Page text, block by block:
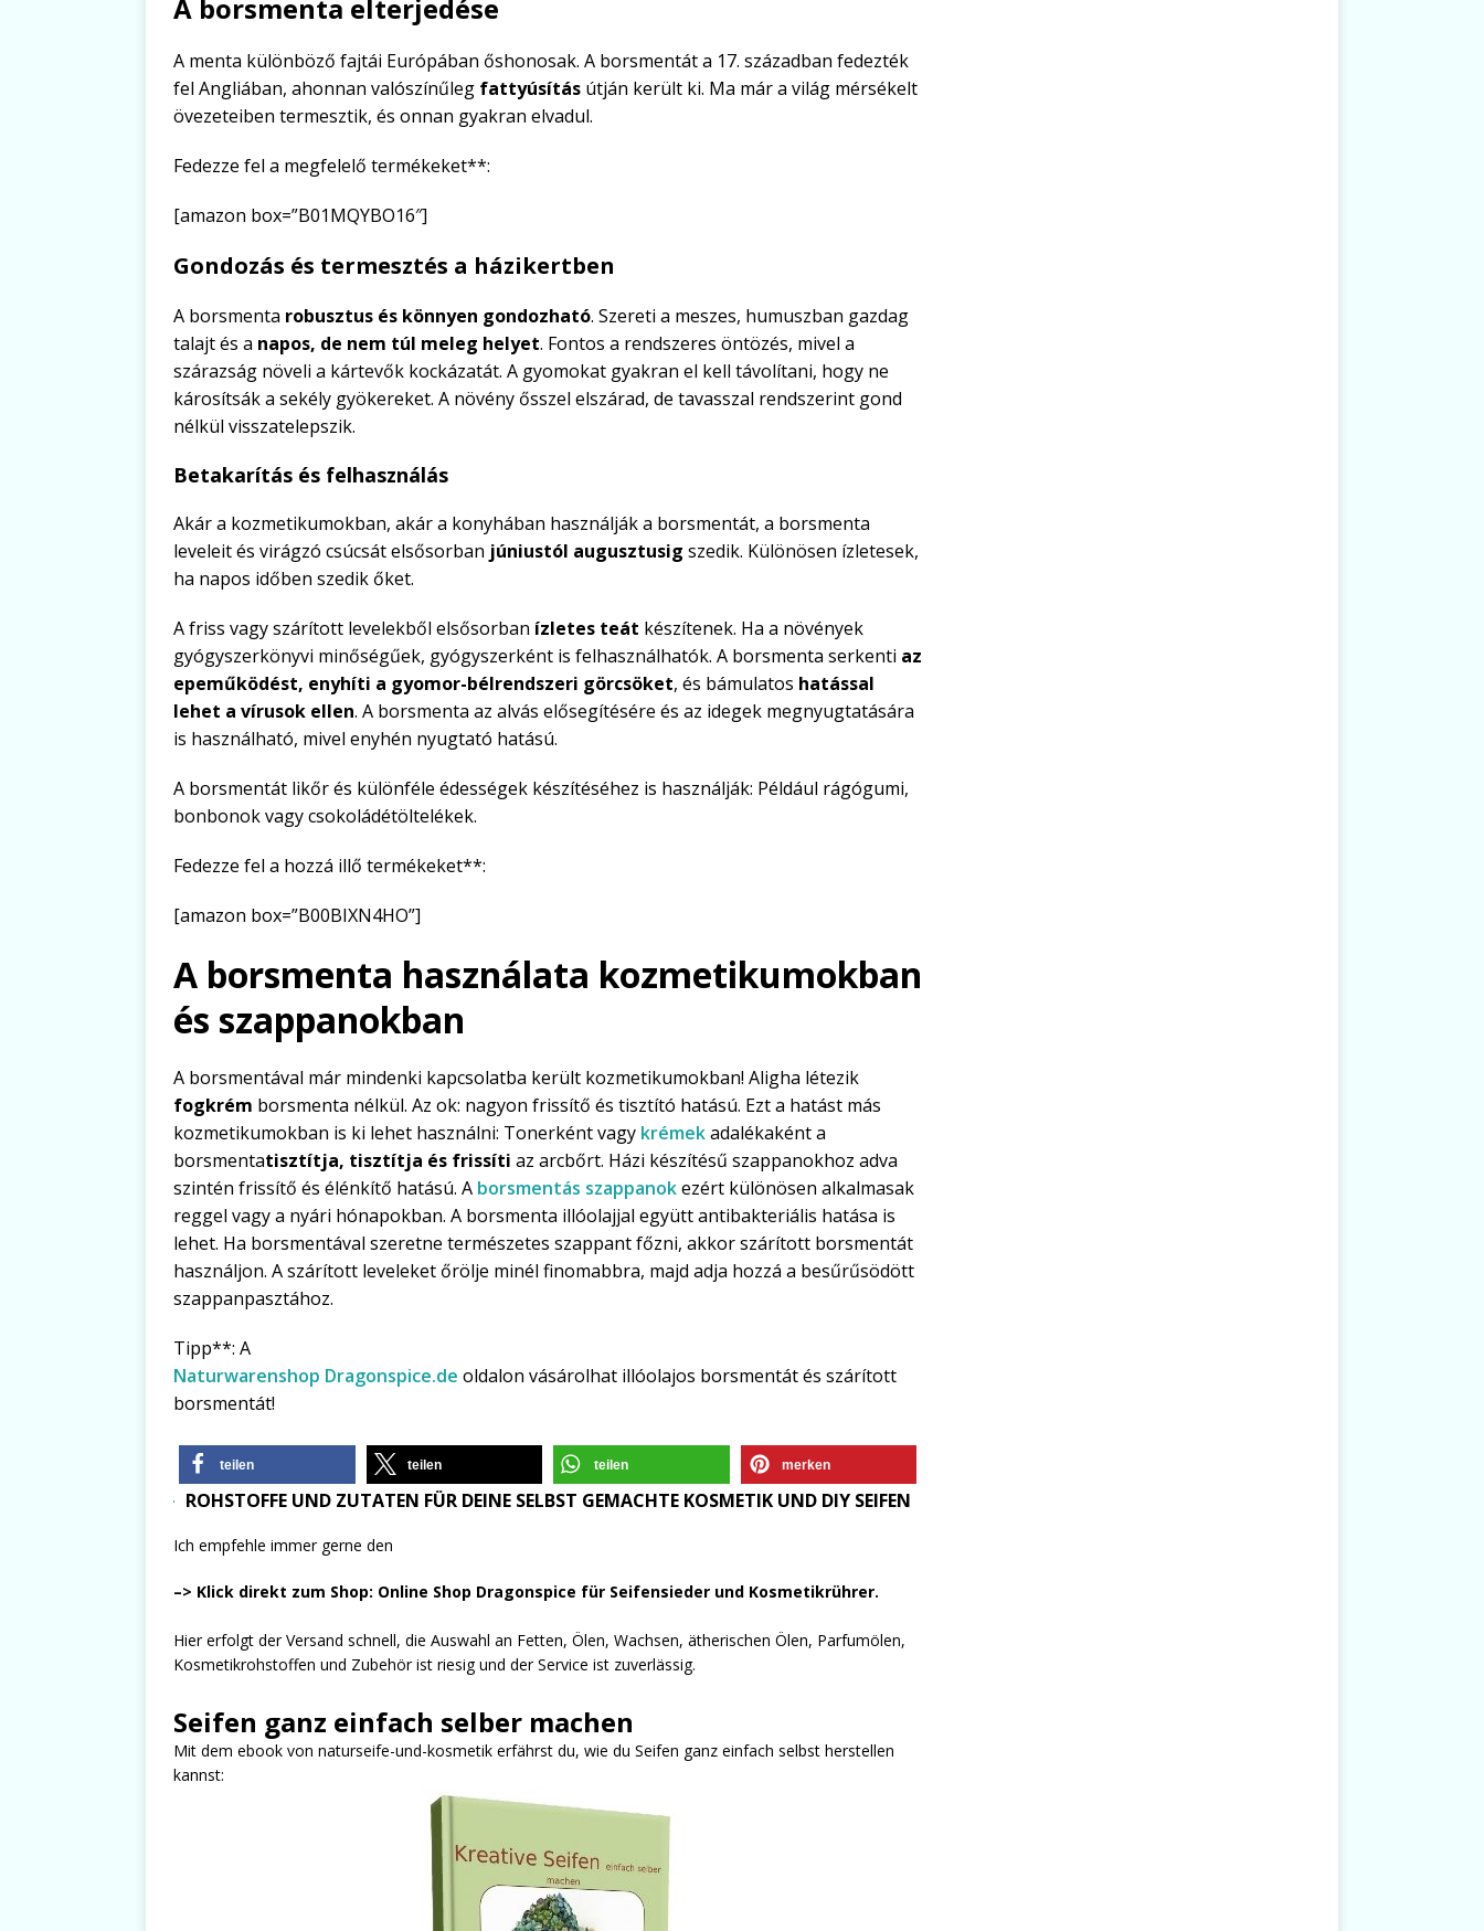
A borsmenta elterjedése
A menta különböző fajtái Európában őshonosak. A borsmentát a 17. században fedezték
fel Angliában, ahonnan valószínűleg fattyúsítás útján került ki. Ma már a világ mérsékelt
övezeteiben termesztik, és onnan gyakran elvadul.
Fedezze fel a megfelelő termékeket**:
[amazon box=”B01MQYBO16″]
Gondozás és termesztés a házikertben
A borsmenta robusztus és könnyen gondozható. Szereti a meszes, humuszban gazdag
talajt és a napos, de nem túl meleg helyet. Fontos a rendszeres öntözés, mivel a
szárazság növeli a kártevők kockázatát. A gyomokat gyakran el kell távolítani, hogy ne
károsítsák a sekély gyökereket. A növény ősszel elszárad, de tavasszal rendszerint gond
nélkül visszatelepszik.
Betakarítás és felhasználás
Akár a kozmetikumokban, akár a konyhában használják a borsmentát, a borsmenta
leveleit és virágzó csúcsát elsősorban júniustól augusztusig szedik. Különösen ízletesek,
ha napos időben szedik őket.
A friss vagy szárított levelekből elsősorban ízletes teát készítenek. Ha a növények
gyógyszerkönyvi minőségűek, gyógyszerként is felhasználhatók. A borsmenta serkenti az
epeműködést, enyhíti a gyomor-bélrendszeri görcsöket, és bámulatos hatással
lehet a vírusok ellen. A borsmenta az alvás elősegítésére és az idegek megnyugtatására
is használható, mivel enyhén nyugtató hatású.
A borsmentát likőr és különféle édességek készítéséhez is használják: Például rágógumi,
bonbonok vagy csokoládétöltelékek.
Fedezze fel a hozzá illő termékeket**:
[amazon box=”B00BIXN4HO”]
A borsmenta használata kozmetikumokban
és szappanokban
A borsmentával már mindenki kapcsolatba került kozmetikumokban! Aligha létezik
fogkrém borsmenta nélkül. Az ok: nagyon frissítő és tisztító hatású. Ezt a hatást más
kozmetikumokban is ki lehet használni: Tonerként vagy krémekadalékaként a
borsmentatisztítja, tisztítja és frissíti az arcbőrt. Házi készítésű szappanokhoz adva
szintén frissítő és élénkítő hatású. A borsmentás szappanokezért különösen alkalmasak
reggel vagy a nyári hónapokban. A borsmenta illóolajjal együtt antibakteriális hatása is
lehet. Ha borsmentával szeretne természetes szappant főzni, akkor szárított borsmentát
használjon. A szárított leveleket őrölje minél finomabbra, majd adja hozzá a besűrűsödött
szappanpasztához.
Tipp**: A
Naturwarenshop Dragonspice.de oldalon vásárolhat illóolajos borsmentát és szárított
borsmentát!
teilen teilen teilen merken
ROHSTOFFE UND ZUTATEN FÜR DEINE SELBST GEMACHTE KOSMETIK UND DIY SEIFEN
Ich empfehle immer gerne den
–> Klick direkt zum Shop: Online Shop Dragonspice für Seifensieder und Kosmetikrührer.
Hier erfolgt der Versand schnell, die Auswahl an Fetten, Ölen, Wachsen, ätherischen Ölen, Parfumölen,
Kosmetikrohstoffen und Zubehör ist riesig und der Service ist zuverlässig.
Seifen ganz einfach selber machen
Mit dem ebook von naturseife-und-kosmetik erfährst du, wie du Seifen ganz einfach selbst herstellen
kannst: